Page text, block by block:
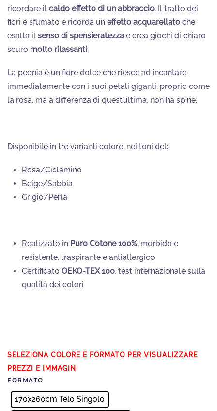
ricordare il caldo effetto di un abbraccio. Il tratto dei
fiori è sfumato e ricorda un effetto acquarellato che
esalta il senso di spensieratezza e crea giochi di chiaro
scuro molto rilassanti.
La peonia è un fiore dolce che riesce ad incantare
immediatamente con i suoi petali giganti, proprio come
la rosa, ma a differenza di quest’ultima, non ha spine.
Disponibile in tre varianti colore, nei toni del:
Rosa/Ciclamino
Beige/Sabbia
Grigio/Perla
Realizzato in Puro Cotone 100%, morbido e
resistente, traspirante e antiallergico
Certificato OEKO-TEX 100, test internazionale sulla
qualità dei colori
FORMATO
170x260cm Telo Singolo